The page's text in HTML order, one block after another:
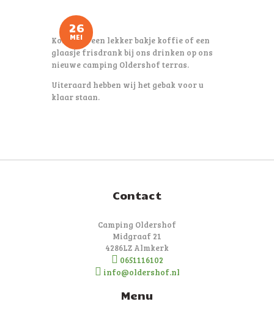
26
MEI
Kom eens een lekker bakje koffie of een
glaasje frisdrank bij ons drinken op ons
nieuwe camping Oldershof terras.
Uiteraard hebben wij het gebak voor u
klaar staan.
Contact
Camping Oldershof
Midgraaf 21
4286LZ Almkerk
0651116102
info@oldershof.nl
Menu